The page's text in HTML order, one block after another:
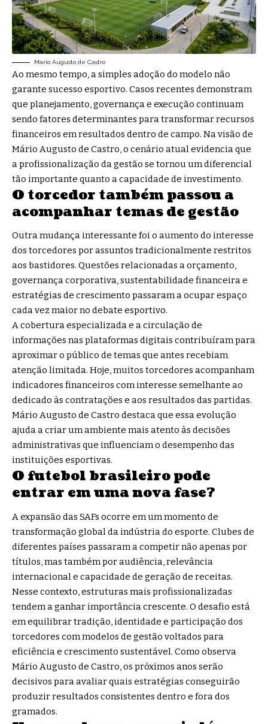
Mario Augusto de Castro
Ao mesmo tempo, a simples adoção do modelo não
garante sucesso esportivo. Casos recentes demonstram
que planejamento, governança e execução continuam
sendo fatores determinantes para transformar recursos
financeiros em resultados dentro de campo. Na visão de
Mário Augusto de Castro, o cenário atual evidencia que
a profissionalização da gestão se tornou um diferencial
tão importante quanto a capacidade de investimento.
O torcedor também passou a
acompanhar temas de gestão
Outra mudança interessante foi o aumento do interesse
dos torcedores por assuntos tradicionalmente restritos
aos bastidores. Questões relacionadas a orçamento,
governança corporativa, sustentabilidade financeira e
estratégias de crescimento passaram a ocupar espaço
cada vez maior no debate esportivo.
A cobertura especializada e a circulação de
informações nas plataformas digitais contribuíram para
aproximar o público de temas que antes recebiam
atenção limitada. Hoje, muitos torcedores acompanham
indicadores financeiros com interesse semelhante ao
dedicado às contratações e aos resultados das partidas.
Mário Augusto de Castro destaca que essa evolução
ajuda a criar um ambiente mais atento às decisões
administrativas que influenciam o desempenho das
instituições esportivas.
O futebol brasileiro pode
entrar em uma nova fase?
A expansão das SAFs ocorre em um momento de
transformação global da indústria do esporte. Clubes de
diferentes países passaram a competir não apenas por
títulos, mas também por audiência, relevância
internacional e capacidade de geração de receitas.
Nesse contexto, estruturas mais profissionalizadas
tendem a ganhar importância crescente. O desafio está
em equilibrar tradição, identidade e participação dos
torcedores com modelos de gestão voltados para
eficiência e crescimento sustentável. Como observa
Mário Augusto de Castro, os próximos anos serão
decisivos para avaliar quais estratégias conseguirão
produzir resultados consistentes dentro e fora dos
gramados.